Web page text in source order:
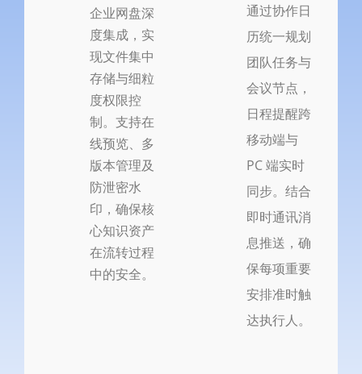
企业网盘深
度集成，实
现文件集中
存储与细粒
度权限控
制。支持在
线预览、多
版本管理及
防泄密水
印，确保核
心知识资产
在流转过程
中的安全。
通过协作日
历统一规划
团队任务与
会议节点，
日程提醒跨
移动端与
PC 端实时
同步。结合
即时通讯消
息推送，确
保每项重要
安排准时触
达执行人。